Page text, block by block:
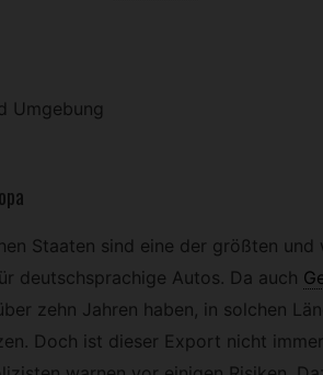
Staaten sind eine der größten und
deutschsprachige Autos. Da auch
zehn Jahren haben, in solchen
Doch ist dieser Export nicht